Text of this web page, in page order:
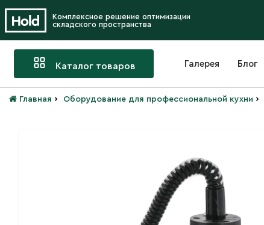
Комплексное решение оптимизации
складского пространства
Каталог товаров Галерея Блог
Главная › Оборудование для профессиональной кухни ›